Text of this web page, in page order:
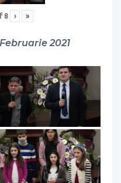
8 › »
2021